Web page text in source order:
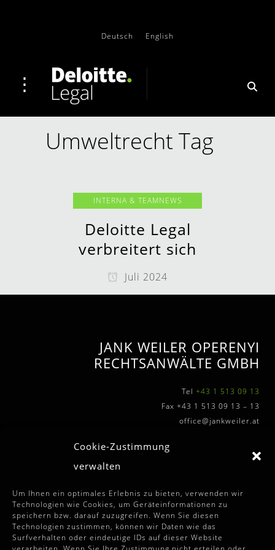
Cookie-Zustimmung
verwalten
Um Ihnen ein optimales Erlebnis zu bieten, verwenden wir
Technologien wie Cookies, um Geräteinformationen zu
speichern bzw. darauf zuzugreifen. Wenn Sie diesen
Technologien zustimmen, können wir Daten wie das
Surfverhalten oder eindeutige IDs auf dieser Website
Deutsch English
Umweltrecht Tag
INTERNA & TEAMNEWS
Deloitte Legal
verbreitert sich
Juli 2024
JANK WEILER OPERENYI
RECHTSANWÄLTE GMBH
Tel +43 1 513 09 13
Fax +43 1 513 09 13 – 13
office@jankweiler.at
WEITERFÜHRENDE INFOS
Allgemeine Auftragssbedingungen
Disclaimer